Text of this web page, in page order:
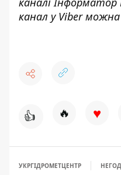
канал у Viber можна
👍 🔥 ♥
УКРГІДРОМЕТЦЕНТР